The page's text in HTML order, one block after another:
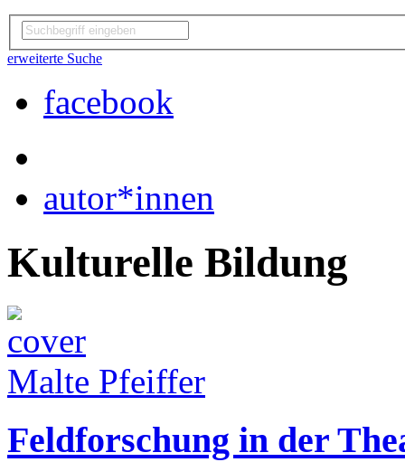
erweiterte Suche
facebook
autor*innen
Kulturelle Bildung
Malte Pfeiffer
Feldforschung in der